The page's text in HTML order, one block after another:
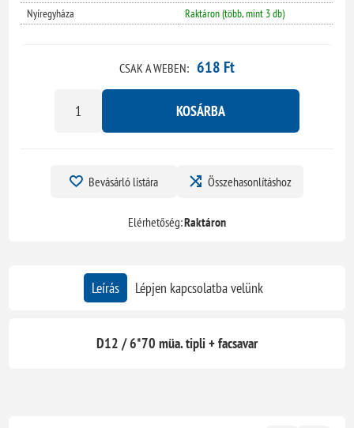
Nyíregyháza
Raktáron (több, mint 3 db)
CSAK A WEBEN: 618 Ft
KOSÁRBA
Bevásárló listára Összehasonlításhoz
Elérhetőség:Raktáron
Leírás Lépjen kapcsolatba velünk
D12 / 6*70 müa. tipli + facsavar